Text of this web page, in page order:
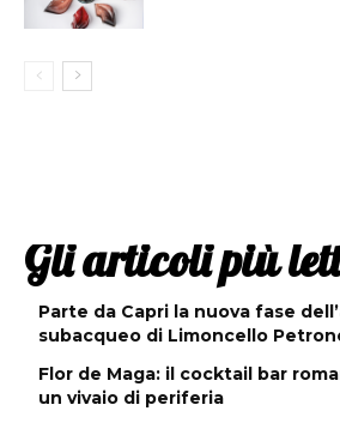
Gli articoli più
Parte da Capri la nuova fase
subacqueo di Limoncello
Flor de Maga: il cocktail bar
un vivaio di periferia